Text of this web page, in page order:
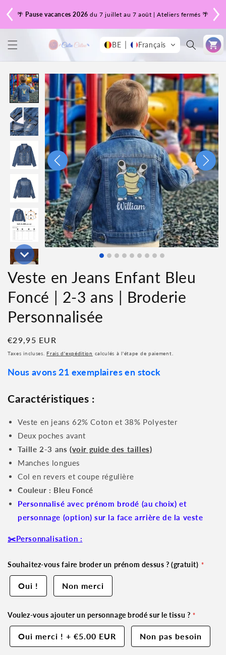
🌴 Pause vacances 2026 du 7 juillet au 7 août | Ateliers fermés 🌴
passer
contenu
BE Français Panier
Veste en Jeans Enfant Bleu
Foncé | 2-3 ans | Broderie
Personnalisée
Prix
habituel
€29,95 EUR
Taxes incluses. Frais d'expédition calculés à l'étape de paiement.
Nous avons 21 exemplaires en stock
Caractéristiques :
Veste en jeans 62%Coton et 38% Polyester
Deux poches avant
Taille 2-3 ans (voir guide des tailles)
Manches longues
Col en revers et coupe régulière
Couleur : Bleu Foncé
Personnalisé avec prénom brodé (au choix) et
personnage (option) sur la face arrière de la veste
✂️Personnalisation :
Souhaitez-vous faire broder un prénom dessus ? (gratuit)
Oui ! Non merci
Voulez-vous ajouter un personnage brodé sur le tissu ?
Oui merci ! + €5.00 EUR Non pas besoin